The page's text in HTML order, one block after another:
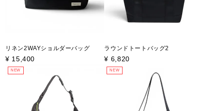
リネン2WAYショルダーバッグ
¥ 15,400
ラウンドトートバッグ2
¥ 6,820
NEW NEW